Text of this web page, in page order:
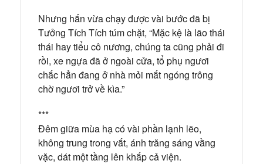
Nhưng hắn vừa chạy được vài bước đã bị
Tưởng Tích Tích túm chặt, “Mặc kệ là lão thái
thái hay tiểu cô nương, chúng ta cũng phải đi
rồi, xe ngựa đã ở ngoài cửa, tổ phụ ngươi
chắc hẳn đang ở nhà mỏi mắt ngóng trông
chờ ngươi trở về kìa.”
***
Đêm giữa mùa hạ có vài phần lạnh lẽo,
không trung trong vắt, ánh trăng sáng vằng
vặc, dát một tầng lên khắp cả viện.